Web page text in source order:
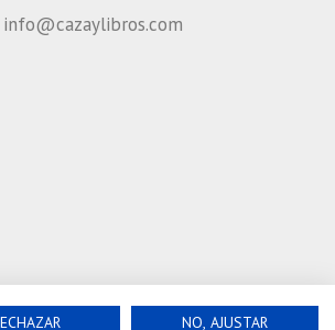
info@cazaylibros.com
NO, AJUSTAR